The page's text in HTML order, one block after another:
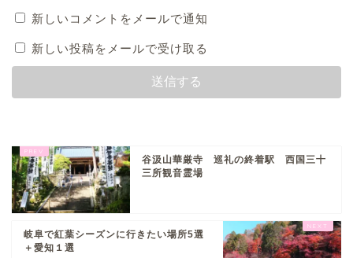
新しいコメントをメールで通知
新しい投稿をメールで受け取る
谷汲山華厳寺 巡礼の終着駅 西国三十
三所観音霊場
岐阜で紅葉シーズンに行きたい場所5選
＋愛知１選